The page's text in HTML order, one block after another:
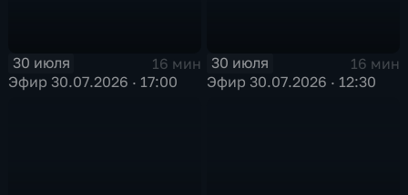
30 июля
16 мин
Эфир 30.07.2026 · 17:00
30 июля
16 мин
Эфир 30.07.2026 · 12:30